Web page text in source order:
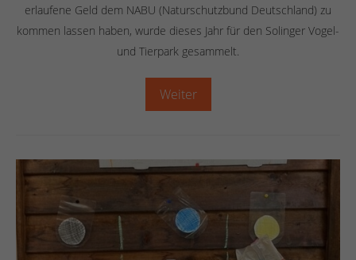
erlaufene Geld dem NABU (Naturschutzbund Deutschland) zu
kommen lassen haben, wurde dieses Jahr für den Solinger Vogel-
und Tierpark gesammelt.
Weiter